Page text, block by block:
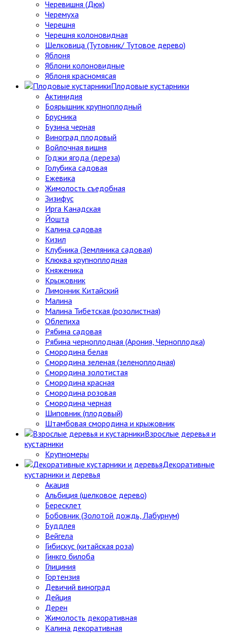
Черевишня (Дюк)
Черемуха
Черешня
Черешня колоновидная
Шелковица (Тутовник/ Тутовое дерево)
Яблоня
Яблони колоновидные
Яблоня красномясая
Плодовые кустарники
Актинидия
Боярышник крупноплодный
Брусника
Бузина черная
Виноград плодовый
Войлочная вишня
Годжи ягода (дереза)
Голубика садовая
Ежевика
Жимолость съедобная
Зизифус
Ирга Канадская
Йошта
Калина садовая
Кизил
Клубника (Земляника садовая)
Клюква крупноплодная
Княженика
Крыжовник
Лимонник Китайский
Малина
Малина Тибетская (розолистная)
Облепиха
Рябина садовая
Рябина черноплодная (Арония, Черноплодка)
Смородина белая
Смородина зеленая (зеленоплодная)
Смородина золотистая
Смородина красная
Смородина розовая
Смородина черная
Шиповник (плодовый)
Штамбовая смородина и крыжовник
Взрослые деревья и
кустарники
Крупномеры
Декоративные
кустарники и деревья
Акация
Альбиция (шелковое дерево)
Бересклет
Бобовник (Золотой дождь, Лабурнум)
Буддлея
Вейгела
Гибискус (китайская роза)
Гинкго билоба
Глициния
Гортензия
Девичий виноград
Дейция
Дерен
Жимолость декоративная
Калина декоративная